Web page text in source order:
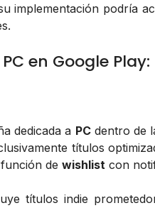
implementación podría
en Google
dedicada a PCdentro de
títulos
de wishlist con
títulos indie